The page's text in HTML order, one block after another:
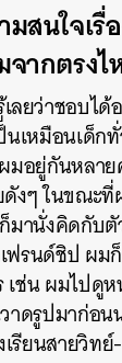
สนใจเ
ากตรงไ
ลยว่าชอบได้
เหมือนเด็ก
มอยู่กันหลา
งๆ ในขณะ
านั่งคิดกับตั
รนด์ชิป ผม
ช่น ผมไปดู
าดรูปมาก่อ
รียนสายวิท